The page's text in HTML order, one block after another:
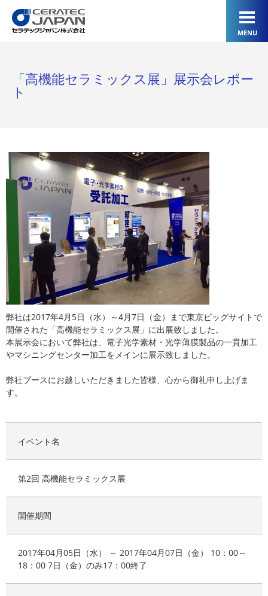
MENU
「高機能セラミックス展」展示会レポー
ト
弊社は2017年4月5日（水）～4月7日（金）まで東京ビッグサイトで
開催された「高機能セラミックス展」に出展致しました。
本展示会において弊社は、電子光学素材・光学薄膜製品の一貫加工
やマシニングセンター加工をメインに展示致しました。
弊社ブースにお越しいただきました皆様、心から御礼申し上げま
す。
イベント名
第2回 高機能セラミックス展
開催期間
2017年04月05日（水） ～ 2017年04月07日（金） 10：00～
18：00 7日（金）のみ17：00終了